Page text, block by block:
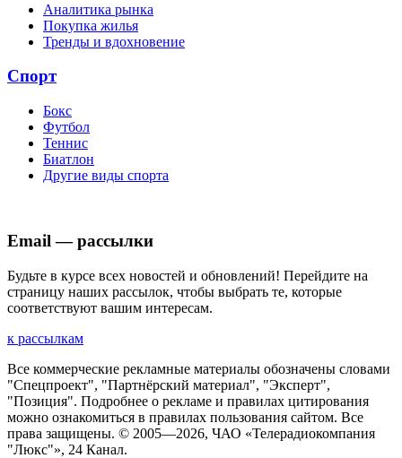
Аналитика рынка
Покупка жилья
Тренды и вдохновение
Спорт
Бокс
Футбол
Теннис
Биатлон
Другие виды спорта
Email — рассылки
Будьте в курсе всех новостей и обновлений! Перейдите на
страницу наших рассылок, чтобы выбрать те, которые
соответствуют вашим интересам.
к рассылкам
Все коммерческие рекламные материалы обозначены словами
"Спецпроект", "Партнёрский материал", "Эксперт",
"Позиция". Подробнее о рекламе и правилах цитирования
можно ознакомиться в правилах пользования сайтом. Все
права защищены. © 2005—2026, ЧАО «Телерадиокомпания
"Люкс"», 24 Канал.